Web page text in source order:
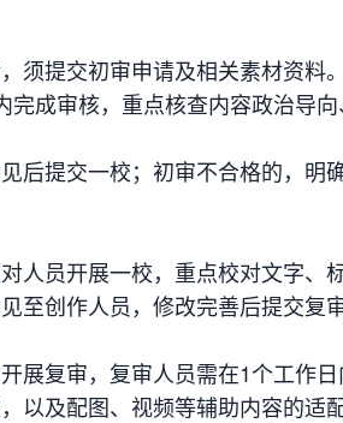
须提交初审申请及相关素材资料。
完成审核，重点核查内容政治导
后提交一校；初审不合格的，
人员开展一校，重点校对文字、
至创作人员，修改完善后提交复审
展复审，复审人员需在1个工作
以及配图、视频等辅助内容的适配